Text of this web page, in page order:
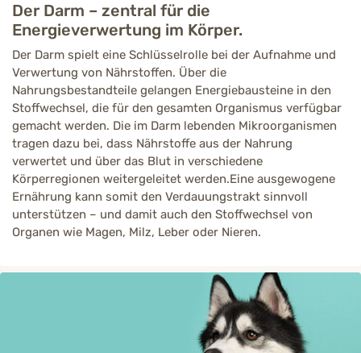
Der Darm – zentral für die
Energieverwertung im Körper.
Der Darm spielt eine Schlüsselrolle bei der Aufnahme und
Verwertung von Nährstoffen. Über die
Nahrungsbestandteile gelangen Energiebausteine in den
Stoffwechsel, die für den gesamten Organismus verfügbar
gemacht werden. Die im Darm lebenden Mikroorganismen
tragen dazu bei, dass Nährstoffe aus der Nahrung
verwertet und über das Blut in verschiedene
Körperregionen weitergeleitet werden.Eine ausgewogene
Ernährung kann somit den Verdauungstrakt sinnvoll
unterstützen – und damit auch den Stoffwechsel von
Organen wie Magen, Milz, Leber oder Nieren.